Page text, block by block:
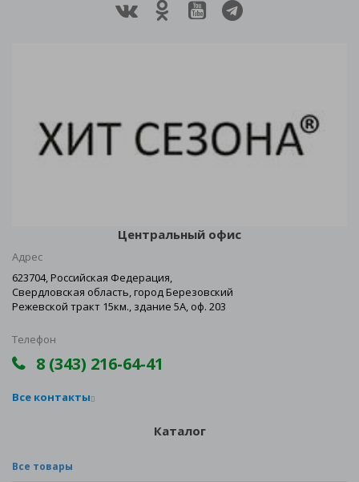
Центральный офис
Адрес
623704, Российская Федерация,
Свердловская область, город Березовский
Режевской тракт 15км., здание 5А, оф. 203
Телефон
8 (343) 216-64-41
Все контакты
Каталог
Все товары